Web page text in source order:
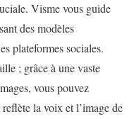
Visme vous guide
des modèles
plateformes sociales.
; grâce à une vaste
vous pouvez
la voix et l’image de